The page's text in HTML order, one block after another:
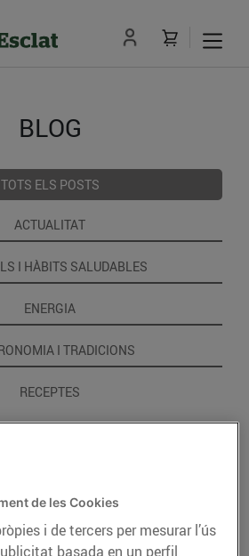
BLOG
TOTS ELS POSTS
ACTUALITAT
I HÀBITS SALUDABLES
ENERGIA
I TRADICIONS
RECEPTES
de les Cookies
i de tercers per mesurar l’ús
basada en un perfil